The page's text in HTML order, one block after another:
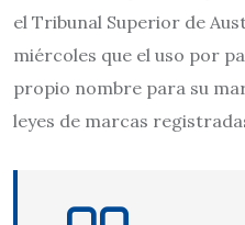
el Tribunal Superior de
miércoles que el uso por
propio nombre para su
leyes de marcas